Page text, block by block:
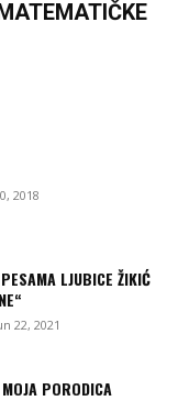
2018
LJUBICE ŽIKIĆ
22, 2021
PORODICA